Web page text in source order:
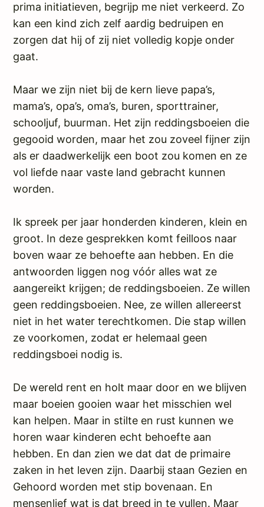
prima initiatieven, begrijp me niet verkeerd. Zo
kan een kind zich zelf aardig bedruipen en
zorgen dat hij of zij niet volledig kopje onder
gaat.
Maar we zijn niet bij de kern lieve papa’s,
mama’s, opa’s, oma’s, buren, sporttrainer,
schooljuf, buurman. Het zijn reddingsboeien die
gegooid worden, maar het zou zoveel fijner zijn
als er daadwerkelijk een boot zou komen en ze
vol liefde naar vaste land gebracht kunnen
worden.
Ik spreek per jaar honderden kinderen, klein en
groot. In deze gesprekken komt feilloos naar
boven waar ze behoefte aan hebben. En die
antwoorden liggen nog vóór alles wat ze
aangereikt krijgen; de reddingsboeien. Ze willen
geen reddingsboeien. Nee, ze willen allereerst
niet in het water terechtkomen. Die stap willen
ze voorkomen, zodat er helemaal geen
reddingsboei nodig is.
De wereld rent en holt maar door en we blijven
maar boeien gooien waar het misschien wel
kan helpen. Maar in stilte en rust kunnen we
horen waar kinderen echt behoefte aan
hebben. En dan zien we dat dat de primaire
zaken in het leven zijn. Daarbij staan Gezien en
Gehoord worden met stip bovenaan. En
mensenlief wat is dat breed in te vullen. Maar